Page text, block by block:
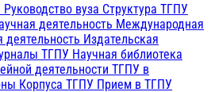
Руководство вуза Структура ТГПУ
деятельность Международная
деятельность Издательская
ТГПУ Научная библиотека
деятельности ТГПУ в
Корпуса ТГПУ Прием в ТГПУ